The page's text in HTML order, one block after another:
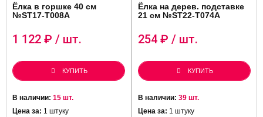
Ёлка в горшке 40 см
№ST17-T008A
1 122 ₽ / шт.
КУПИТЬ
В наличии: 15 шт.
Цена за: 1 штуку
Ёлка на дерев. подставке
21 см №ST22-T074A
254 ₽ / шт.
КУПИТЬ
В наличии: 39 шт.
Цена за: 1 штуку